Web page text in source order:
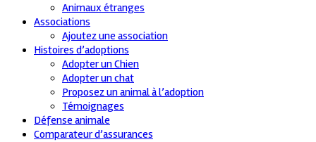
Animaux étranges
Associations
Ajoutez une association
Histoires d’adoptions
Adopter un Chien
Adopter un chat
Proposez un animal à l’adoption
Témoignages
Défense animale
Comparateur d’assurances